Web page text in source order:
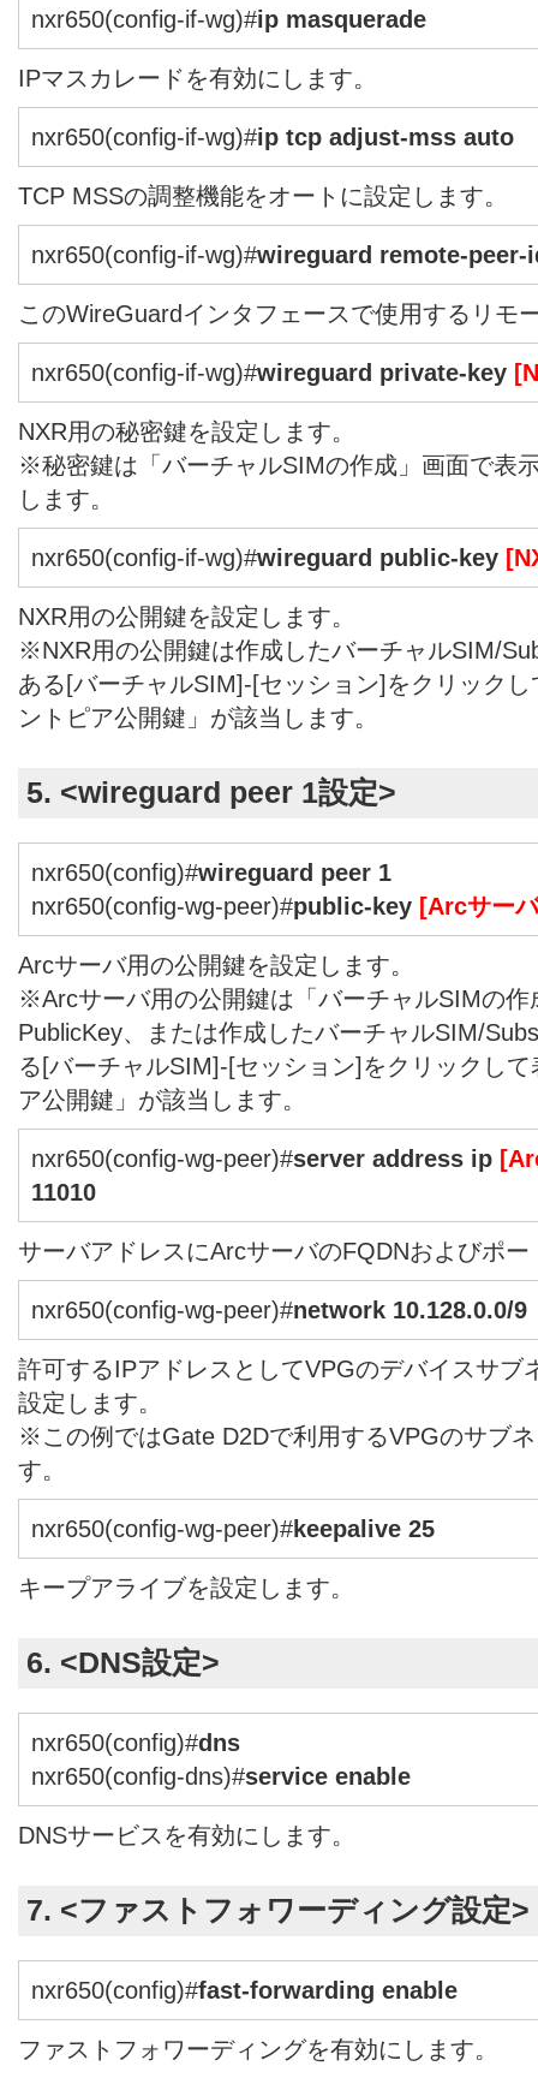
nxr650(config-if-wg)#ip masquerade
IPマスカレードを有効にします。
nxr650(config-if-wg)#ip tcp adjust-mss auto
TCP MSSの調整機能をオートに設定します。
nxr650(config-if-wg)#wireguard remote-peer-
このWireGuardインタフェースで使用するリモ
nxr650(config-if-wg)#wireguard private-key
NXR用の秘密鍵を設定します。
※秘密鍵は「バーチャルSIMの作成」画面で表
します。
nxr650(config-if-wg)#wireguard public-key
NXR用の公開鍵を設定します。
※NXR用の公開鍵は作成したバーチャルSIM/
ある[バーチャルSIM]-[セッション]をクリック
ントピア公開鍵」が該当します。
5. <wireguard peer 1設定>
nxr650(config)#wireguard peer 1
nxr650(config-wg-peer)#public-key [Arcサー
Arcサーバ用の公開鍵を設定します。
※Arcサーバ用の公開鍵は「バーチャルSIMの作
PublicKey、または作成したバーチャルSIM/
る[バーチャルSIM]-[セッション]をクリックし
ア公開鍵」が該当します。
nxr650(config-wg-peer)#server address ip
11010
サーバアドレスにArcサーバのFQDNおよびポ
nxr650(config-wg-peer)#network 10.128.0.0/9
許可するIPアドレスとしてVPGのデバイスサブ
設定します。
※この例ではGate D2Dで利用するVPGのサブ
す。
nxr650(config-wg-peer)#keepalive 25
キープアライブを設定します。
6. <DNS設定>
nxr650(config)#dns
nxr650(config-dns)#service enable
DNSサービスを有効にします。
7. <ファストフォワーディング設定>
nxr650(config)#fast-forwarding enable
ファストフォワーディングを有効にします。